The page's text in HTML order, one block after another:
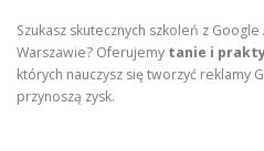
Szukasz skutecznych szkoleń z
Warszawie? Oferujemy tanie i
których nauczysz się tworzyć reklamy
przynoszą zysk.